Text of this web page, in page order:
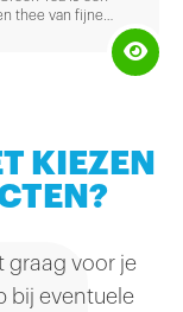
thee van fijne
en een
citroensmaak... een
heerlijk ontspannen.
worden uitsluitend
Alliance
plantages
o.a. natuurlijke
dus als je
opmerkt, geen
KIEZEN
graag voor je
bij eventuele